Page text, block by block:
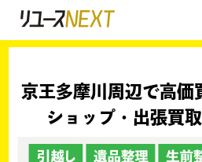
京王多摩川周辺で高価
ショップ・出張買